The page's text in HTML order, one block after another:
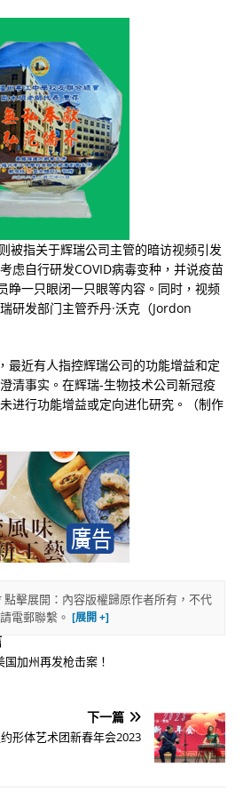
指关于辉瑞公司主管的暗访视频引发
虑自行研发COVID病毒变种，并说疫苗
睁一只眼闭一只眼等内容。同时，视频
研发部门主管乔丹·沃克（Jordon
最近有人指控辉瑞公司的功能增益和定
清事实。在辉瑞-生物技术公司新冠疫
进行功能增益或定向进化研究。（制作
擊展開：內容版權歸原作者所有，不代
電郵聯繫。
国加州再发枪击案！
下一篇
形体艺术团新春年会2023